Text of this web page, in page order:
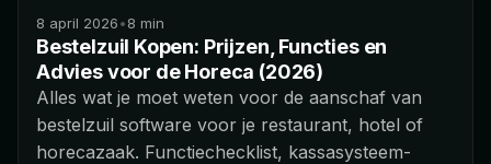
8 april 2026•8 min
Bestelzuil Kopen: Prijzen, Functies en
Advies voor de Horeca (2026)
Alles wat je moet weten voor de aanschaf van
bestelzuil software voor je restaurant, hotel of
horecazaak. Functiechecklist, kassasysteem-